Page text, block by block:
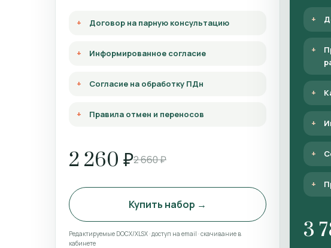
Договор на парную консультацию
Информированное согласие
Согласие на обработку ПДн
Правила отмен и переносов
2 260 ₽2 660 ₽
Купить набор →
Редактируемые DOCX/XLSX · доступ на email · скачивание в
кабинете
3